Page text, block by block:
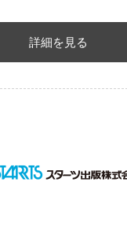
詳細を見る